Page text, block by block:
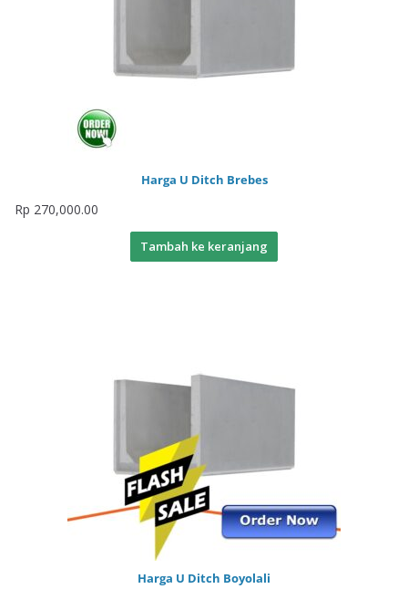
Harga U Ditch Brebes
Rp 270,000.00
Tambah ke keranjang
Harga U Ditch Boyolali